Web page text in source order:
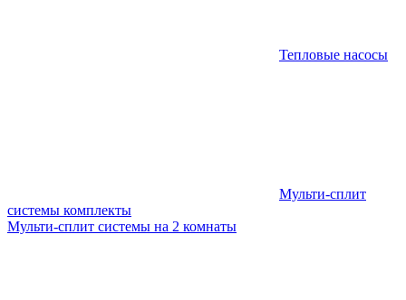
Тепловые насосы
Мульти-сплит
системы комплекты
Мульти-сплит системы на 2 комнаты